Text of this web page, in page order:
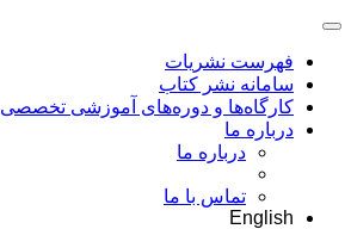
فهرست نشریات
سامانه نشر کتاب
کارگاه‌ها و دوره‌های آموزشی تخصصی
درباره ما
درباره ما
تماس با ما
English